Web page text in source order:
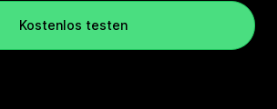
Kostenlos testen